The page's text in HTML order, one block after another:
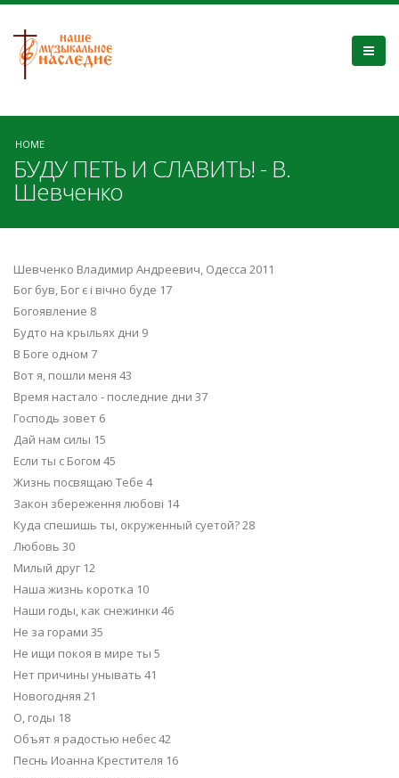
HOME
БУДУ ПЕТЬ И СЛАВИТЬ! - В.
Шевченко
Шевченко Владимир Андреевич, Одесса 2011
Бог був, Бог є і вічно буде 17
Богоявление 8
Будто на крыльях дни 9
В Боге одном 7
Вот я, пошли меня 43
Время настало - последние дни 37
Господь зовет 6
Дай нам силы 15
Если ты с Богом 45
Жизнь посвящаю Тебе 4
Закон збереження любові 14
Куда спешишь ты, окруженный суетой? 28
Любовь 30
Милый друг 12
Наша жизнь коротка 10
Наши годы, как снежинки 46
Не за горами 35
Не ищи покоя в мире ты 5
Нет причины унывать 41
Новогодняя 21
О, годы 18
Объят я радостью небес 42
Песнь Иоанна Крестителя 16